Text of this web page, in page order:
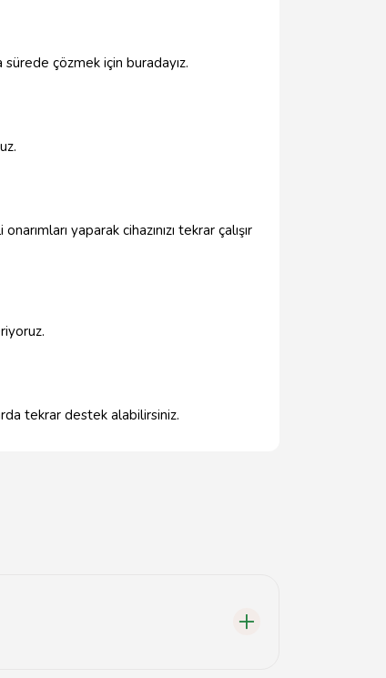
sürede çözmek için buradayız.
yaparak cihazınızı tekrar çalışır
tekrar destek alabilirsiniz.